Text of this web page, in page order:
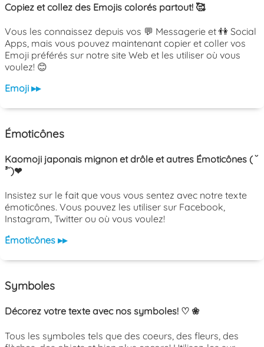
Copiez et collez des Emojis colorés partout! 🥰
Vous les connaissez depuis vos 💬 Messagerie et 👫 Social
Apps, mais vous pouvez maintenant copier et coller vos
Emoji préférés sur notre site Web et les utiliser où vous
voulez! 😊
Emoji ▸▸
Émoticônes
Kaomoji japonais mignon et drôle et autres Émoticônes ( ˘
³˘)❤
Insistez sur le fait que vous vous sentez avec notre texte
émoticônes. Vous pouvez les utiliser sur Facebook,
Instagram, Twitter ou où vous voulez!
Émoticônes ▸▸
Symboles
Décorez votre texte avec nos symboles! ♡ ❀
Tous les symboles tels que des coeurs, des fleurs, des